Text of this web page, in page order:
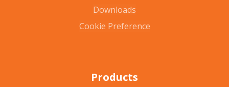
Downloads
Cookie Preference
Products